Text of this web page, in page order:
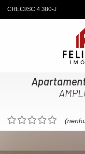
CRECI/SC 4.380-J